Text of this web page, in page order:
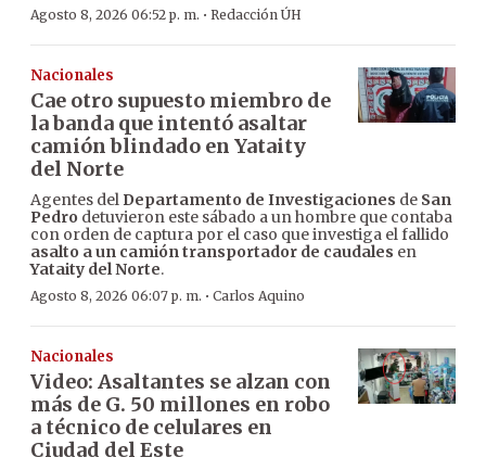
Agosto 8, 2026 06:52 p. m. · Redacción ÚH
Nacionales
Cae otro supuesto miembro de
la banda que intentó asaltar
camión blindado en Yataity
del Norte
Agentes del Departamento de Investigaciones de San
Pedro detuvieron este sábado a un hombre que contaba
con orden de captura por el caso que investiga el fallido
asalto a un camión transportador de caudales en
Yataity del Norte.
Agosto 8, 2026 06:07 p. m. · Carlos Aquino
Nacionales
Video: Asaltantes se alzan con
más de G. 50 millones en robo
a técnico de celulares en
Ciudad del Este